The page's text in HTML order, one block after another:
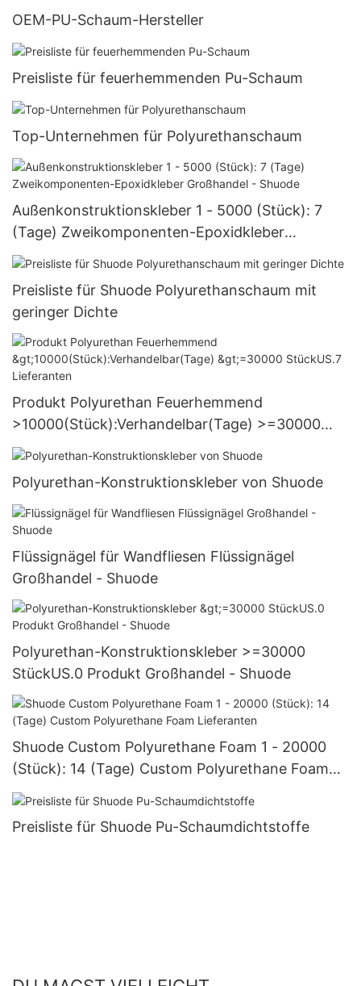
OEM-PU-Schaum-Hersteller
Preisliste für feuerhemmenden Pu-Schaum
Top-Unternehmen für Polyurethanschaum
Außenkonstruktionskleber 1 - 5000 (Stück): 7
(Tage) Zweikomponenten-Epoxidkleber
Großhandel - Shuode
Preisliste für Shuode Polyurethanschaum mit
geringer Dichte
Produkt Polyurethan Feuerhemmend
>10000(Stück):Verhandelbar(Tage) >=30000
StückUS.7 Lieferanten
Polyurethan-Konstruktionskleber von Shuode
Flüssignägel für Wandfliesen Flüssignägel
Großhandel - Shuode
Polyurethan-Konstruktionskleber >=30000
StückUS.0 Produkt Großhandel - Shuode
Shuode Custom Polyurethane Foam 1 - 20000
(Stück): 14 (Tage) Custom Polyurethane Foam
Lieferanten
Preisliste für Shuode Pu-Schaumdichtstoffe